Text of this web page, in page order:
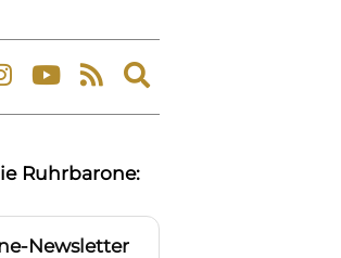
Expand
search
Ruhrbarone:
Newsletter